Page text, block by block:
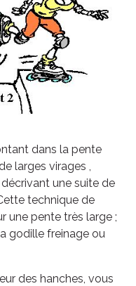
dans la pente
larges virages ,
une suite de
technique de
une pente très large ;
godille freinage ou
des hanches, vous